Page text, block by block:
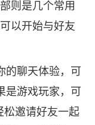
则是几个常用
以开始与好友
的聊天体验，可
是游戏玩家，可
松邀请好友一起